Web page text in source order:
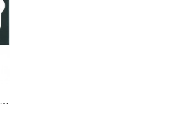
Rosette autocollante ovale ou rectangle pour cylindre européen ou borgne.